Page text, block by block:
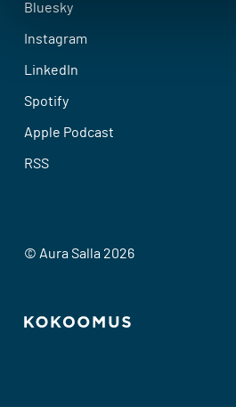
Bluesky
Instagram
LinkedIn
Spotify
Apple Podcast
RSS
© Aura Salla 2026